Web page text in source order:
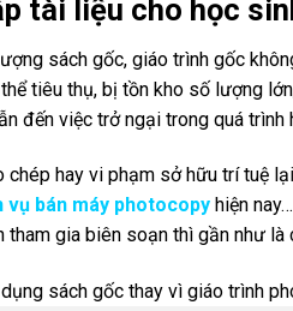
tài liệu cho học
sách gốc, giáo trình gốc
tiêu thụ, bị tồn kho số lượng
đến việc trở ngại trong quá trình
hay vi phạm sở hữu trí tuệ
vụ bán máy photocopy hiện
tham gia biên soạn thì gần như là